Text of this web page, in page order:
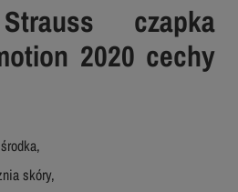
czapka
2020 cechy
skóry,